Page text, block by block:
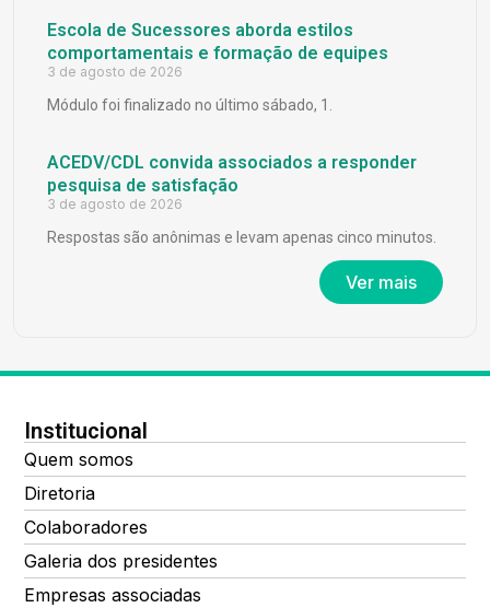
Escola de Sucessores aborda estilos
comportamentais e formação de equipes
3 de agosto de 2026
Módulo foi finalizado no último sábado, 1.
ACEDV/CDL convida associados a responder
pesquisa de satisfação
3 de agosto de 2026
Respostas são anônimas e levam apenas cinco minutos.
Ver mais
Institucional
Quem somos
Diretoria
Colaboradores
Galeria dos presidentes
Empresas associadas